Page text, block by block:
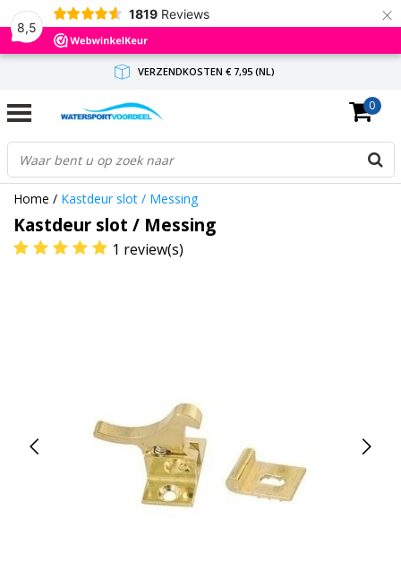
8,5
1819 Reviews ×
VERZENDKOSTEN € 7,95 (NL)
GRATIS VERZENDING(NL) VANAF € 65,-
BINNEN 1-3 WERKDAGEN ANTWOORD
0
Home / Kastdeur slot / Messing
Kastdeur slot / Messing
1 review(s)